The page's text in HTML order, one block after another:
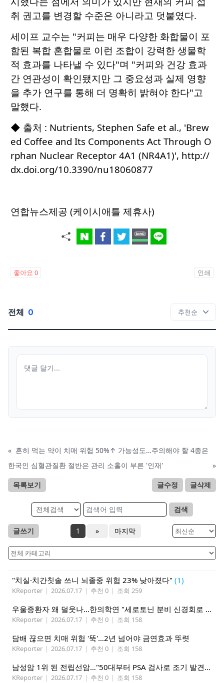
취 권고를 변경할 수준은 아니라고 덧붙였다.
세이프 교수는 "커피는 매우 다양한 화합물이 포
함된 복합 혼합물로 이런 조합이 강력한 생물학
적 효과를 나타낼 수 있다"며 "커피와 건강 효과
간 연관성이 확인됐지만 그 중요성과 실제 영향
을 추가 연구를 통해 더 명확히 밝혀야 한다"고
말했다.
◆ 출처 : Nutrients, Stephen Safe et al., 'Brew
ed Coffee and Its Components Act Through O
rphan Nuclear Receptor 4A1 (NR4A1)', http://
dx.doi.org/10.3390/nu18060877
연합뉴스제공 (케이시애틀 제휴사)
좋아요 0 인쇄
전체 0
« 흔히 먹는 약이 치매 위험 50%↑ 가능성도…주의해야 할 4종은
한국인 심혈관질환 절반은 관리 소홀이 부른 '인재'
»
목록보기 글수정 글삭제
검색
글쓰기 1 » 마지막
"치실·치간칫솔 쓰니 뇌졸중 위험 23% 낮아졌다" (1)
KReporter | 2026.07.17 | 추천 0 | 조회 259
우울증환자 왜 덜웃나…한의학연 "세로토닌 분비 신경회로 관련"
KReporter | 2026.07.17 | 추천 0 | 조회 158
담배 끊으면 치매 위험 '뚝'…2년 넘어야 금연효과 뚜렷
KReporter | 2026.07.17 | 추천 0 | 조회 158
남성암 1위 된 전립선암…"50대부터 PSA 검사로 조기 발견해야"
KReporter | 2026.07.17 | 추천 0 | 조회 158